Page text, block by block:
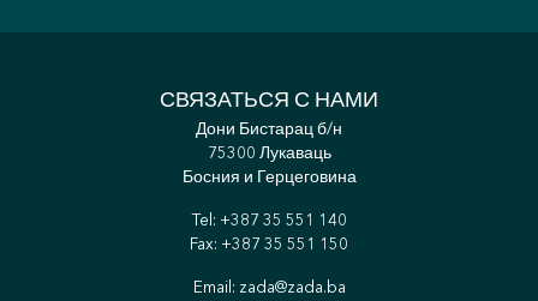
СВЯЗАТЬСЯ С НАМИ
Дони Бистарац б/н
75300 Лукаваць
Босния и Герцеговина
Tel: +387 35 551 140
Fax: +387 35 551 150
Email: zada@zada.ba